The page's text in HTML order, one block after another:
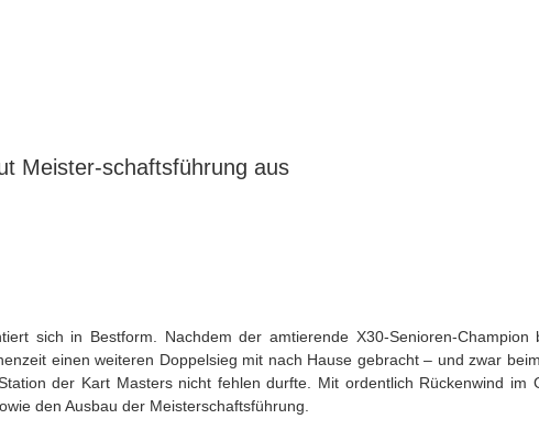
Meister-schaftsführung aus
sich in Bestform. Nachdem der amtierende X30-Senioren-
einen weiteren Doppelsieg mit nach Hause gebracht – und zwar
der Kart Masters nicht fehlen durfte. Mit ordentlich Rückenwind im
den Ausbau der Meisterschaftsführung.